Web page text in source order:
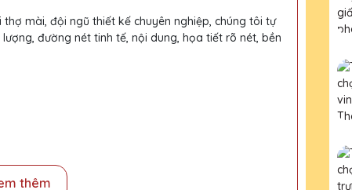
mài, đội ngũ thiết kế chuyên nghiệp, chúng tôi tự
đường nét tinh tế, nội dung, họa tiết rõ nét, bền
thêm